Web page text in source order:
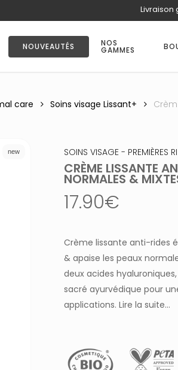
NOUVEAUTÉS NOS
GAMMES
care Soins visage Lissant+
new SOINS VISAGE - PREMIÈRES
CRÈME LISSANTE
NORMALES &
17.90€
Crème lissante anti-rides
& apaise les peaux
deux acides
sacré ayurvédique pour
applications.Lire la suite…